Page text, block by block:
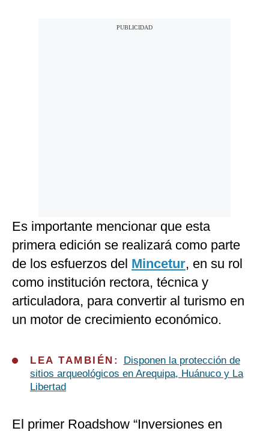
Es importante mencionar que esta
primera edición se realizará como parte
de los esfuerzos del Mincetur, en su rol
como institución rectora, técnica y
articuladora, para convertir al turismo en
un motor de crecimiento económico.
LEA TAMBIÉN:
Disponen la protección de
sitios arqueológicos en Arequipa, Huánuco y La
Libertad
El primer Roadshow “Inversiones en